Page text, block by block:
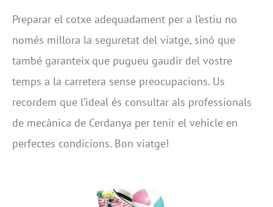
Preparar el cotxe adequadament per a l’estiu no
només millora la seguretat del viatge, sinó que
també garanteix que pugueu gaudir del vostre
temps a la carretera sense preocupacions. Us
recordem que l’ideal és consultar als professionals
de mecànica de Cerdanya per tenir el vehicle en
perfectes condicions. Bon viatge!